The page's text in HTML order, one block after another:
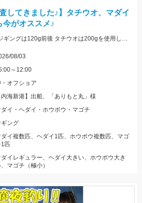
してきました♪】タチウオ、マダイ
今がオススメ♪
タイラバは60g～80g前後 ジギングは120g前後 タチウオは200gを使用しました
08/03
～12:00
オフショア
内海新港】出船、「ありもと丸」様
ダイ・ヘダイ・ホウボウ・マゴチ
ギング
ダイ複数匹、ヘダイ1匹、ホウボウ複数匹、マゴ
匹
ダイレギュラー、ヘダイ大きい、ホウボウ大き
、マゴチ（極小）